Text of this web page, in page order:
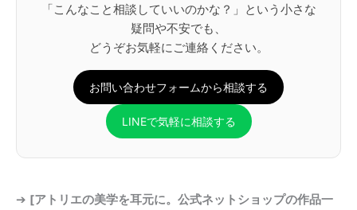
「こんなこと相談していいのかな？」という小さな
疑問や不安でも、
どうぞお気軽にご連絡ください。
お問い合わせフォームから相談する
LINEで気軽に相談する
➔ [アトリエの美学を耳元に。公式ネットショップの作品一